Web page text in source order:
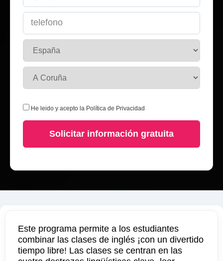
He leido y acepto la Política de Privacidad
Solicitar información gratuita
Este programa permite a los estudiantes
combinar las clases de inglés ¡con un divertido
tiempo libre! Las clases se centran en las